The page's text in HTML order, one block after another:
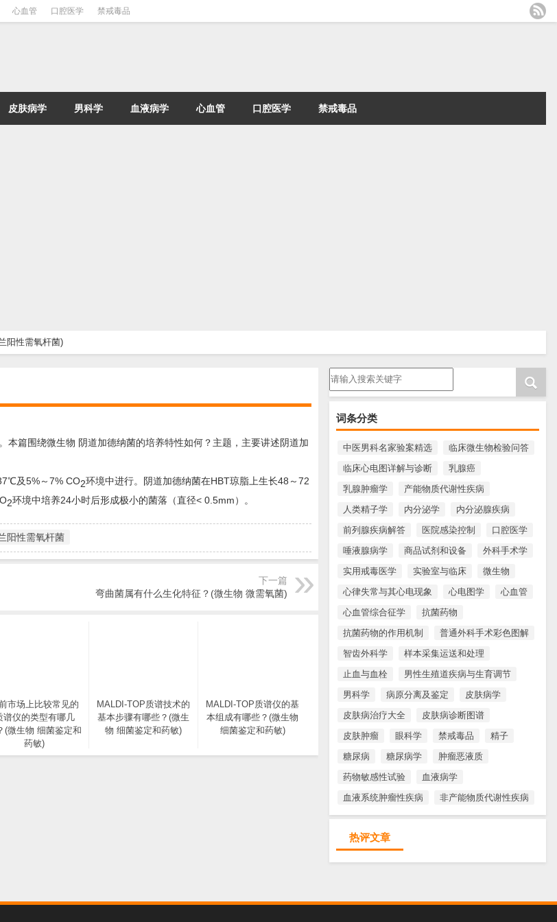
心血管 口腔医学 禁戒毒品
皮肤病学 男科学 血液病学 心血管 口腔医学 禁戒毒品
阳性需氧杆菌)
请输入搜索内容
词条分类
中医男科名家验案精选
临床微生物检验问答
临床心电图详解与诊断
乳腺癌
乳腺肿瘤学
产能物质代谢性疾病
人类精子学
内分泌学
内分泌腺疾病
前列腺疾病解答
医院感染控制
口腔医学
唾液腺病学
商品试剂和设备
外科手术学
实用戒毒医学
实验室与临床
微生物
心律失常与其心电现象
心电图学
心血管
心血管综合征学
抗菌药物
抗菌药物的作用机制
普通外科手术彩色图解
智齿外科学
样本采集运送和处理
止血与血栓
男性生殖道疾病与生育调节
男科学
病原分离及鉴定
皮肤病学
皮肤病治疗大全
皮肤病诊断图谱
皮肤肿瘤
眼科学 禁戒毒品
精子
糖尿病
糖尿病学
肿瘤恶液质
药物敏感性试验
血液病学
血液系统肿瘤性疾病
非产能物质代谢性疾病
热评文章
篇围绕微生物 阴道加德纳菌的培养特性如何？主题，主要讲述阴道加
及5%～7% CO2环境中进行。阴道加德纳菌在HBT琼脂上生长48～72
2环境中培养24小时后形成极小的菌落（直径< 0.5mm）。
阳性需氧杆菌
下一篇
弯曲菌属有什么生化特征？(微生物 微需氧菌)
市场上比较常见的
谱仪的类型有哪几
(微生物 细菌鉴定和
药敏)
MALDI-TOP质谱技术的
基本步骤有哪些？(微生
物 细菌鉴定和药敏)
MALDI-TOP质谱仪的基
本组成有哪些？(微生物
细菌鉴定和药敏)